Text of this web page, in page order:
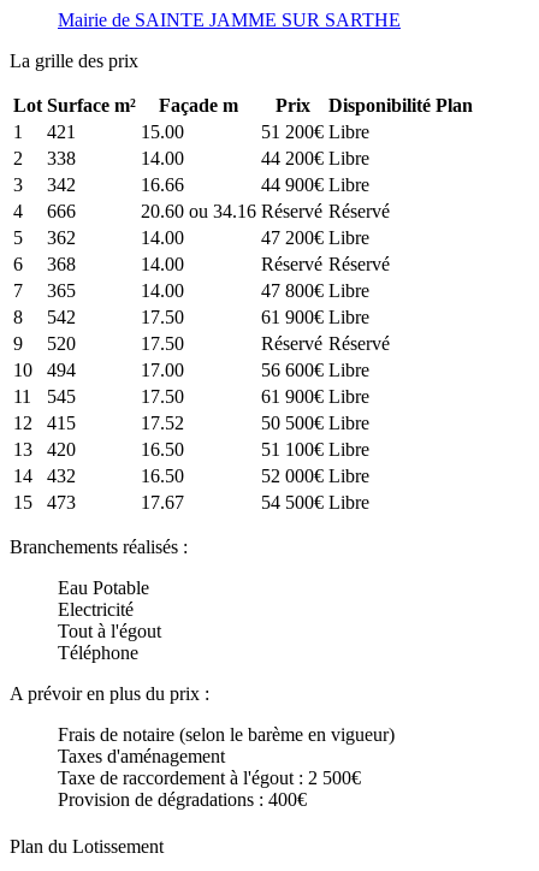
Mairie de SAINTE JAMME SUR SARTHE
La grille des prix
Lot Surface m² Façade m Prix Disponibilité Plan
1
421 15.00 51 200€ Libre
2
338 14.00 44 200€ Libre
3
342 16.66 44 900€ Libre
4
666 20.60 ou 34.16 Réservé Réservé
5
362 14.00 47 200€ Libre
6
368 14.00 Réservé Réservé
7
365 14.00 47 800€ Libre
8
542 17.50 61 900€ Libre
9
520 17.50 Réservé Réservé
10
494 17.00 56 600€ Libre
11
545 17.50 61 900€ Libre
12
415 17.52 50 500€ Libre
13
420 16.50 51 100€ Libre
14
432 16.50 52 000€ Libre
15
473 17.67 54 500€ Libre
Branchements réalisés :
Eau Potable
Electricité
Tout à l'égout
Téléphone
A prévoir en plus du prix :
Frais de notaire (selon le barème en vigueur)
Taxes d'aménagement
Taxe de raccordement à l'égout : 2 500€
Provision de dégradations : 400€
Plan du Lotissement